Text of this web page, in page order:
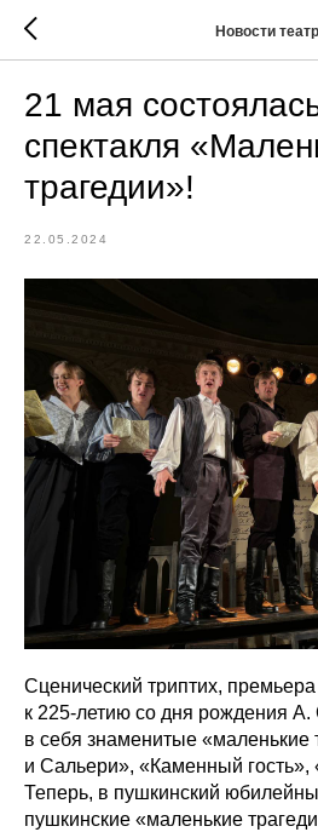
Новости
21 мая
спектакля
трагедии»!
22.05.2024
Сценический триптих,
к 225-летию со дня рождения
в себя знаменитые «маленькие
и Сальери», «Каменный
Теперь, в пушкинский
пушкинские «маленькие